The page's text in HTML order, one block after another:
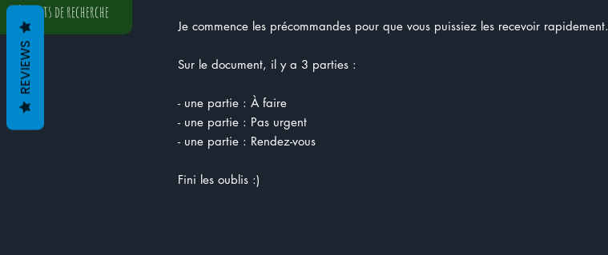
Je commence les précommandes pour que vous puissiez les recevoir rapidement.
Sur le document, il y a 3 parties :
- une partie : À faire
- une partie : Pas urgent
- une partie : Rendez-vous
Fini les oublis :)
Résultats de recherche
REVIEWS